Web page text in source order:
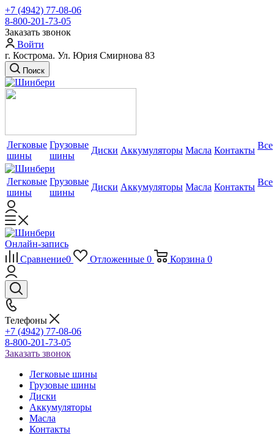
+7 (4942) 77-08-06
8-800-201-73-05
Заказать звонок
Войти
г. Кострома. Ул. Юрия Смирнова 83
Поиск
Легковые
шины
Грузовые
шины
Диски Аккумуляторы Масла Контакты Все
Легковые
шины
Грузовые
шины
Диски Аккумуляторы Масла Контакты Все
Онлайн-запись
Сравнение0 Отложенные 0 Корзина 0
Телефоны
+7 (4942) 77-08-06
8-800-201-73-05
Заказать звонок
Легковые шины
Грузовые шины
Диски
Аккумуляторы
Масла
Контакты